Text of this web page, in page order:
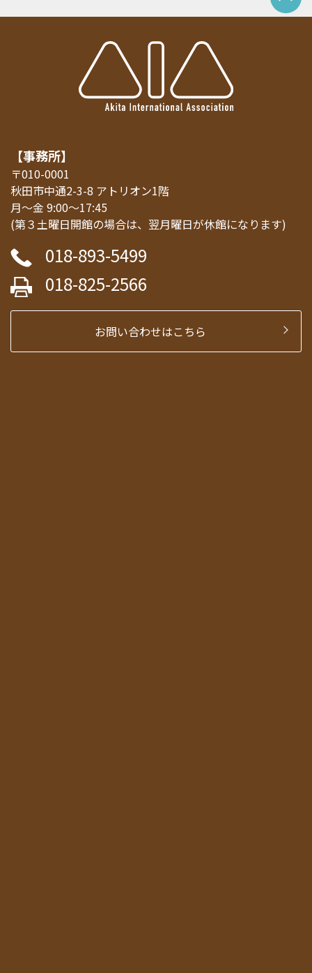
【事務所】
〒010-0001
秋田市中通2-3-8 アトリオン1階
月～金 9:00～17:45
(第３土曜日開館の場合は、翌月曜日が休館になります)
018-893-5499
018-825-2566
お問い合わせはこちら